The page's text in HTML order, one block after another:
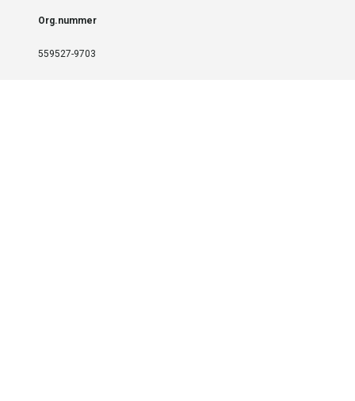
Org.nummer
559527-9703